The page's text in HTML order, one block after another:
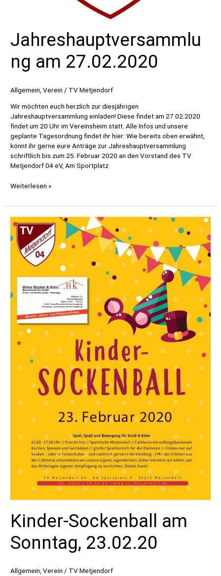
Jahreshauptversammlu
ng am 27.02.2020
Allgemein ,Verein / TV Metjendorf
Wir möchten euch herzlich zur diesjährigen
Jahreshauptversammlung einladen! Diese findet am 27.02.2020
findet um 20 Uhr im Vereinsheim statt. Alle Infos und unsere
geplante Tagesordnung findet ihr hier: Wie bereits oben erwähnt,
könnt ihr gerne eure Anträge zur Jahreshauptversammlung
schriftlich bis zum 25. Februar 2020 an den Vorstand des TV
Metjendorf 04 eV, Am Sportplatz
Jahreshauptversammlung
27.02.2020
Weiterlesen »
Kinder-Sockenball am
Sonntag, 23.02.20
Allgemein,Verein / TV Metjendorf